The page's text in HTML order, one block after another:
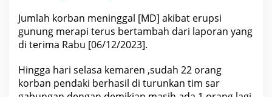
r
a
k
a
a
n
Jumlah korban meninggal [MD] akibat erupsi
gunung merapi terus bertambah dari laporan yang
di terima Rabu [06/12/2023].
Hingga hari selasa kemaren ,sudah 22 orang
korban pendaki berhasil di turunkan tim sar